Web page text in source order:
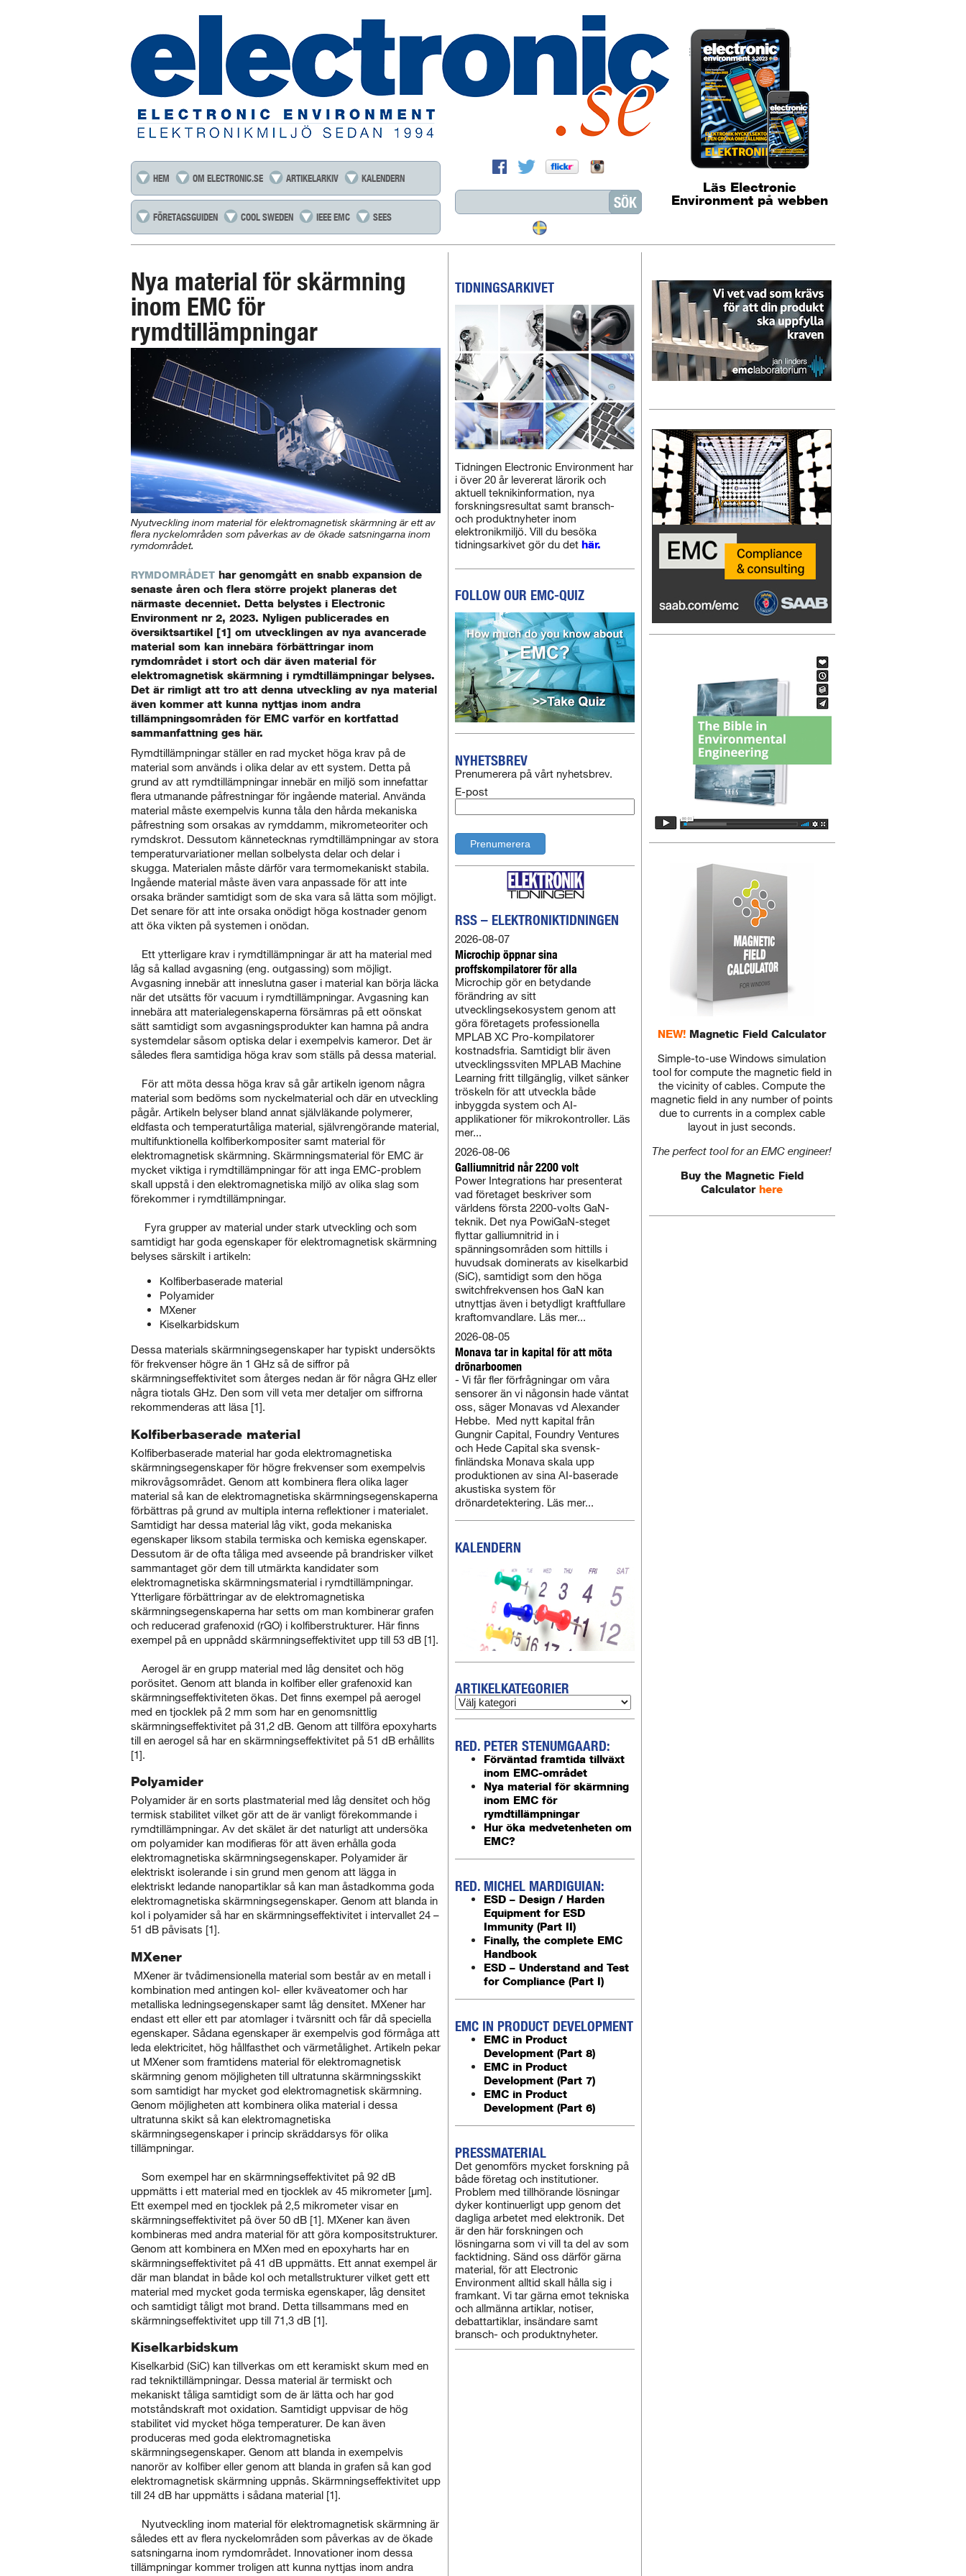
HEM OM ELECTRONIC.SE ARTIKELARKIV KALENDERN
FÖRETAGSGUIDEN COOL SWEDEN IEEE EMC SEES
Läs Electronic
Environment på webben
Nya material för skärmning
inom EMC för
rymdtillämpningar
Nyutveckling inom material för elektromagnetisk skärmning är ett av
flera nyckelområden som påverkas av de ökade satsningarna inom
rymdområdet.
RYMDOMRÅDET har genomgått en snabb expansion de
senaste åren och flera större projekt planeras det
närmaste decenniet. Detta belystes i Electronic
Environment nr 2, 2023. Nyligen publicerades en
översiktsartikel [1] om utvecklingen av nya avancerade
material som kan innebära förbättringar inom
rymdområdet i stort och där även material för
elektromagnetisk skärmning i rymdtillämpningar belyses.
Det är rimligt att tro att denna utveckling av nya material
även kommer att kunna nyttjas inom andra
tillämpningsområden för EMC varför en kortfattad
sammanfattning ges här.
Rymdtillämpningar ställer en rad mycket höga krav på de
material som används i olika delar av ett system. Detta på
grund av att rymdtillämpningar innebär en miljö som innefattar
flera utmanande påfrestningar för ingående material. Använda
material måste exempelvis kunna tåla den hårda mekaniska
påfrestning som orsakas av rymddamm, mikrometeoriter och
rymdskrot. Dessutom kännetecknas rymdtillämpningar av stora
temperaturvariationer mellan solbelysta delar och delar i
skugga. Materialen måste därför vara termomekaniskt stabila.
Ingående material måste även vara anpassade för att inte
orsaka bränder samtidigt som de ska vara så lätta som möjligt.
Det senare för att inte orsaka onödigt höga kostnader genom
att öka vikten på systemen i onödan.
Ett ytterligare krav i rymdtillämpningar är att ha material med
låg så kallad avgasning (eng. outgassing) som möjligt.
Avgasning innebär att inneslutna gaser i material kan börja läcka
när det utsätts för vacuum i rymdtillämpningar. Avgasning kan
innebära att materialegenskaperna försämras på ett oönskat
sätt samtidigt som avgasningsprodukter kan hamna på andra
systemdelar såsom optiska delar i exempelvis kameror. Det är
således flera samtidiga höga krav som ställs på dessa material.
För att möta dessa höga krav så går artikeln igenom några
material som bedöms som nyckelmaterial och där en utveckling
pågår. Artikeln belyser bland annat självläkande polymerer,
eldfasta och temperaturtåliga material, självrengörande material,
multifunktionella kolfiberkompositer samt material för
elektromagnetisk skärmning. Skärmningsmaterial för EMC är
mycket viktiga i rymdtillämpningar för att inga EMC-problem
skall uppstå i den elektromagnetiska miljö av olika slag som
förekommer i rymdtillämpningar.
Fyra grupper av material under stark utveckling och som
samtidigt har goda egenskaper för elektromagnetisk skärmning
belyses särskilt i artikeln:
Kolfiberbaserade material
Polyamider
MXener
Kiselkarbidskum
Dessa materials skärmningsegenskaper har typiskt undersökts
för frekvenser högre än 1 GHz så de siffror på
skärmningseffektivitet som återges nedan är för några GHz eller
några tiotals GHz. Den som vill veta mer detaljer om siffrorna
rekommenderas att läsa [1].
Kolfiberbaserade material
Kolfiberbaserade material har goda elektromagnetiska
skärmningsegenskaper för högre frekvenser som exempelvis
mikrovågsområdet. Genom att kombinera flera olika lager
material så kan de elektromagnetiska skärmningsegenskaperna
förbättras på grund av multipla interna reflektioner i materialet.
Samtidigt har dessa material låg vikt, goda mekaniska
egenskaper liksom stabila termiska och kemiska egenskaper.
Dessutom är de ofta tåliga med avseende på brandrisker vilket
sammantaget gör dem till utmärkta kandidater som
elektromagnetiska skärmningsmaterial i rymdtillämpningar.
Ytterligare förbättringar av de elektromagnetiska
skärmningsegenskaperna har setts om man kombinerar grafen
och reducerad grafenoxid (rGO) i kolfiberstrukturer. Här finns
exempel på en uppnådd skärmningseffektivitet upp till 53 dB [1].
Aerogel är en grupp material med låg densitet och hög
porösitet. Genom att blanda in kolfiber eller grafenoxid kan
skärmningseffektiviteten ökas. Det finns exempel på aerogel
med en tjocklek på 2 mm som har en genomsnittlig
skärmningseffektivitet på 31,2 dB. Genom att tillföra epoxyharts
till en aerogel så har en skärmningseffektivitet på 51 dB erhållits
[1].
Polyamider
Polyamider är en sorts plastmaterial med låg densitet och hög
termisk stabilitet vilket gör att de är vanligt förekommande i
rymdtillämpningar. Av det skälet är det naturligt att undersöka
om polyamider kan modifieras för att även erhålla goda
elektromagnetiska skärmningsegenskaper. Polyamider är
elektriskt isolerande i sin grund men genom att lägga in
elektriskt ledande nanopartiklar så kan man åstadkomma goda
elektromagnetiska skärmningsegenskaper. Genom att blanda in
kol i polyamider så har en skärmningseffektivitet i intervallet 24 –
51 dB påvisats [1].
MXener
MXener är tvådimensionella material som består av en metall i
kombination med antingen kol- eller kväveatomer och har
metalliska ledningsegenskaper samt låg densitet. MXener har
endast ett eller ett par atomlager i tvärsnitt och får då speciella
egenskaper. Sådana egenskaper är exempelvis god förmåga att
leda elektricitet, hög hållfasthet och värmetålighet. Artikeln pekar
ut MXener som framtidens material för elektromagnetisk
skärmning genom möjligheten till ultratunna skärmningsskikt
som samtidigt har mycket god elektromagnetisk skärmning.
Genom möjligheten att kombinera olika material i dessa
ultratunna skikt så kan elektromagnetiska
skärmningsegenskaper i princip skräddarsys för olika
tillämpningar.
Som exempel har en skärmningseffektivitet på 92 dB
uppmätts i ett material med en tjocklek av 45 mikrometer [µm].
Ett exempel med en tjocklek på 2,5 mikrometer visar en
skärmningseffektivitet på över 50 dB [1]. MXener kan även
kombineras med andra material för att göra kompositstrukturer.
Genom att kombinera en MXen med en epoxyharts har en
skärmningseffektivitet på 41 dB uppmätts. Ett annat exempel är
där man blandat in både kol och metallstrukturer vilket gett ett
material med mycket goda termiska egenskaper, låg densitet
och samtidigt tåligt mot brand. Detta tillsammans med en
skärmningseffektivitet upp till 71,3 dB [1].
Kiselkarbidskum
Kiselkarbid (SiC) kan tillverkas om ett keramiskt skum med en
rad tekniktillämpningar. Dessa material är termiskt och
mekaniskt tåliga samtidigt som de är lätta och har god
motståndskraft mot oxidation. Samtidigt uppvisar de hög
stabilitet vid mycket höga temperaturer. De kan även
produceras med goda elektromagnetiska
skärmningsegenskaper. Genom att blanda in exempelvis
nanorör av kolfiber eller genom att blanda in grafen så kan god
elektromagnetisk skärmning uppnås. Skärmningseffektivitet upp
till 24 dB har uppmätts i sådana material [1].
Nyutveckling inom material för elektromagnetisk skärmning är
således ett av flera nyckelområden som påverkas av de ökade
satsningarna inom rymdområdet. Innovationer inom dessa
tillämpningar kommer troligen att kunna nyttjas inom andra
TIDNINGSARKIVET
Tidningen Electronic Environment har
i över 20 år levererat lärorik och
aktuell teknikinformation, nya
forskningsresultat samt bransch-
och produktnyheter inom
elektronikmiljö. Vill du besöka
tidningsarkivet gör du det här.
FOLLOW OUR EMC-QUIZ
NYHETSBREV
Prenumerera på vårt nyhetsbrev.
E-post
RSS – ELEKTRONIKTIDNINGEN
Microchip öppnar sina
proffskompilatorer för alla
2026-08-07
Microchip gör en betydande
förändring av sitt
utvecklingsekosystem genom att
göra företagets professionella
MPLAB XC Pro-kompilatorer
kostnadsfria. Samtidigt blir även
utvecklingssviten MPLAB Machine
Learning fritt tillgänglig, vilket sänker
tröskeln för att utveckla både
inbyggda system och AI-
applikationer för mikrokontroller. Läs
mer...
Galliumnitrid når 2200 volt
2026-08-06
Power Integrations har presenterat
vad företaget beskriver som
världens första 2200-volts GaN-
teknik. Det nya PowiGaN-steget
flyttar galliumnitrid in i
spänningsområden som hittills i
huvudsak dominerats av kiselkarbid
(SiC), samtidigt som den höga
switchfrekvensen hos GaN kan
utnyttjas även i betydligt kraftfullare
kraftomvandlare. Läs mer...
Monava tar in kapital för att möta
drönarboomen
2026-08-05
- Vi får fler förfrågningar om våra
sensorer än vi någonsin hade väntat
oss, säger Monavas vd Alexander
Hebbe. Med nytt kapital från
Gungnir Capital, Foundry Ventures
och Hede Capital ska svensk-
finländska Monava skala upp
produktionen av sina AI-baserade
akustiska system för
drönardetektering. Läs mer...
KALENDERN
ARTIKELKATEGORIER
RED. PETER STENUMGAARD:
Förväntad framtida tillväxt
inom EMC-området
Nya material för skärmning
inom EMC för
rymdtillämpningar
Hur öka medvetenheten om
EMC?
RED. MICHEL MARDIGUIAN:
ESD – Design / Harden
Equipment for ESD
Immunity (Part II)
Finally, the complete EMC
Handbook
ESD – Understand and Test
for Compliance (Part I)
EMC IN PRODUCT DEVELOPMENT
EMC in Product
Development (Part 8)
EMC in Product
Development (Part 7)
EMC in Product
Development (Part 6)
PRESSMATERIAL
Det genomförs mycket forskning på
både företag och institutioner.
Problem med tillhörande lösningar
dyker kontinuerligt upp genom det
dagliga arbetet med elektronik. Det
är den här forskningen och
lösningarna som vi vill ta del av som
facktidning. Sänd oss därför gärna
material, för att Electronic
Environment alltid skall hålla sig i
framkant. Vi tar gärna emot tekniska
och allmänna artiklar, notiser,
debattartiklar, insändare samt
bransch- och produktnyheter.
NEW! Magnetic Field Calculator
Simple-to-use Windows simulation
tool for compute the magnetic field in
the vicinity of cables. Compute the
magnetic field in any number of points
due to currents in a complex cable
layout in just seconds.
The perfect tool for an EMC engineer!
Buy the Magnetic Field
Calculatorhere